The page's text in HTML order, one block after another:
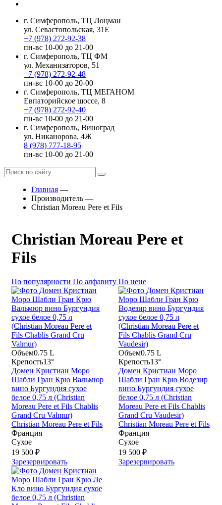
г. Симферополь, ТЦ Лоцман
ул. Севастопольская, 31Е
+7 (978) 272-92-38
пн-вс 10-00 до 21-00
г. Симферополь, ТЦ ФМ
ул. Механизаторов, 51
+7 (978) 272-92-48
пн-вс 10-00 до 20-00
г. Симферополь, ТЦ МЕГАНОМ
Евпаторийское шоссе, 8
+7 (978) 272-92-40
пн-вс 10-00 до 21-00
г. Симферополь, Виноград
ул. Никанорова, 4Ж
8 (978) 777-18-95
пн-вс 10-00 до 21-00
Главная —
Производитель —
Christian Moreau Pere et Fils
Christian Moreau Pere et
Fils
По популярности По алфавиту По цене
Объем0.75 L
Крепость13°
Домен Кристиан Моро
Шабли Гран Крю Вальмюр
вино Бургундия сухое
белое 0,75 л (Christian
Moreau Pere et Fils Chablis
Grand Cru Valmur)
Christian Moreau Pere et Fils
Франция
Сухое
19 500 ₽
Зарезервировать
Объем0.75 L
Крепость13°
Домен Кристиан Моро
Шабли Гран Крю Водезир
вино Бургундия сухое
белое 0,75 л (Christian
Moreau Pere et Fils Chablis
Grand Cru Vaudesir)
Christian Moreau Pere et Fils
Франция
Сухое
19 500 ₽
Зарезервировать